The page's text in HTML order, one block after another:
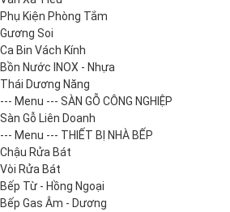
Phụ Kiện Phòng Tắm
Gương Soi
Ca Bin Vách Kính
Bồn Nước INOX - Nhựa
Thái Dương Năng
--- Menu --- SÀN GỖ CÔNG NGHIỆP
Sàn Gỗ Liên Doanh
--- Menu --- THIẾT BỊ NHÀ BẾP
Chậu Rửa Bát
Vòi Rửa Bát
Bếp Từ - Hồng Ngoại
Bếp Gas Âm - Dương